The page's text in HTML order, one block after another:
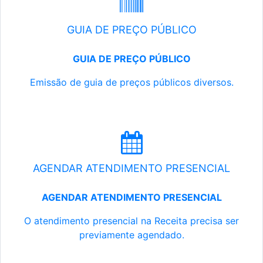
GUIA DE PREÇO PÚBLICO
GUIA DE PREÇO PÚBLICO
Emissão de guia de preços públicos diversos.
AGENDAR ATENDIMENTO PRESENCIAL
AGENDAR ATENDIMENTO PRESENCIAL
O atendimento presencial na Receita precisa ser
previamente agendado.